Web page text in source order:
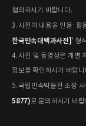
협의하시기 바랍니다.
3. 사전의 내용을 인용·활
한국민속대백과사전]' 형
4. 사진 및 동영상은 개별
정보를 확인하시기 바랍니
5. 국립민속박물관 소장
5877) 로 문의하시기 바랍